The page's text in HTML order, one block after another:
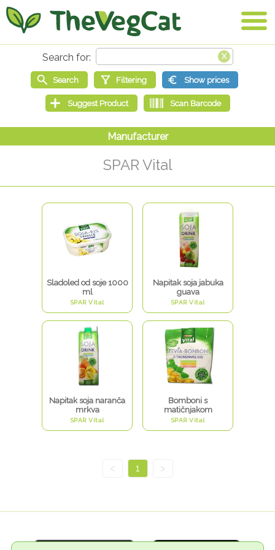
SPAR Vital
Sladoled od soje 1000
ml
SPAR Vital
Napitak soja jabuka
guava
SPAR Vital
Napitak soja naranča
mrkva
SPAR Vital
Bomboni s
matičnjakom
SPAR Vital
< 1 >